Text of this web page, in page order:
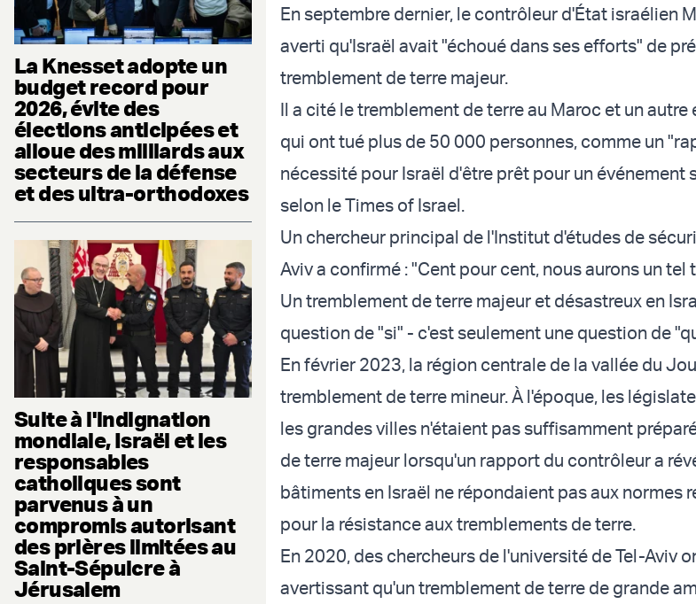
La Knesset adopte un
budget record pour
2026, évite des
élections anticipées et
alloue des milliards aux
secteurs de la défense
et des ultra-orthodoxes
Suite à l'indignation
mondiale, Israël et les
responsables
catholiques sont
parvenus à un
compromis autorisant
des prières limitées au
Saint-Sépulcre à
Jérusalem
En septembre dernier, le contrôleur d'État israélien
averti qu'Israël avait "échoué dans ses efforts" de
tremblement de terre majeur.
Il a cité le tremblement de terre au Maroc et un autre
qui ont tué plus de 50 000 personnes, comme un
nécessité pour Israël d'être prêt pour un événement
selon le Times of Israel.
Un chercheur principal de l'Institut d'études de
Aviv a confirmé : "Cent pour cent, nous aurons un
Un tremblement de terre majeur et désastreux en
question de "si" - c'est seulement une question de
En février 2023, la région centrale de la vallée du
tremblement de terre mineur. À l'époque, les
les grandes villes n'étaient pas suffisamment
de terre majeur lorsqu'un rapport du contrôleur a
bâtiments en Israël ne répondaient pas aux normes
pour la résistance aux tremblements de terre.
En 2020, des chercheurs de l'université de Tel-Aviv
avertissant qu'un tremblement de terre de grande